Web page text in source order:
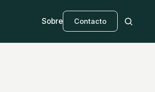
Sobre Contacto